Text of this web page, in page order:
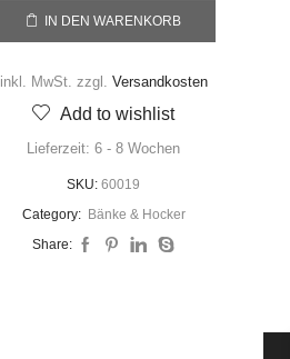
IN DEN WARENKORB
inkl. MwSt. zzgl. Versandkosten
Add to wishlist
Lieferzeit: 6 - 8 Wochen
SKU: 60019
Category: Bänke & Hocker
Share: